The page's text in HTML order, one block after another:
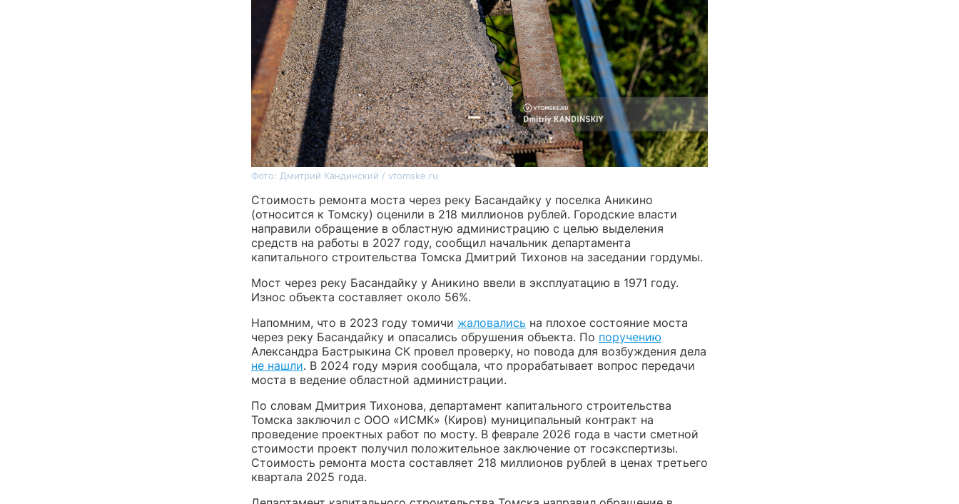
Фото: Дмитрий Кандинский / vtomske.ru
Стоимость ремонта моста через реку Басандайку у поселка Аникино
(относится к Томску) оценили в 218 миллионов рублей. Городские власти
направили обращение в областную администрацию с целью выделения
средств на работы в 2027 году, сообщил начальник департамента
капитального строительства Томска Дмитрий Тихонов на заседании гордумы.
Мост через реку Басандайку у Аникино ввели в эксплуатацию в 1971 году.
Износ объекта составляет около 56%.
Напомним, что в 2023 году томичи жаловались на плохое состояние моста
через реку Басандайку и опасались обрушения объекта. По поручению
Александра Бастрыкина СК провел проверку, но повода для возбуждения дела
не нашли. В 2024 году мэрия сообщала, что прорабатывает вопрос передачи
моста в ведение областной администрации.
По словам Дмитрия Тихонова, департамент капитального строительства
Томска заключил с ООО «ИСМК» (Киров) муниципальный контракт на
проведение проектных работ по мосту. В феврале 2026 года в части сметной
стоимости проект получил положительное заключение от госэкспертизы.
Стоимость ремонта моста составляет 218 миллионов рублей в ценах третьего
квартала 2025 года.